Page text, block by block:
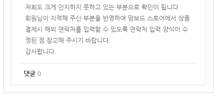
저희도 크게 인지하지 못하고 있는 부분으로 확인이 됩니다.
회원님이 지적해 주신 부분을 반영하여 망보드 스토어에서 상품
결제시 해외 연락처를 입력할 수 있도록 연락처 입력 양식이 수
정된 점 참고해 주시기 바랍니다.
감사합니다.
댓글 0